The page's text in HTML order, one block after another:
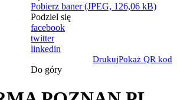
Pobierz baner (JPEG, 126,06 kB)
Podziel się
facebook
twitter
linkedin
DrukujPokaż QR kod
Do góry